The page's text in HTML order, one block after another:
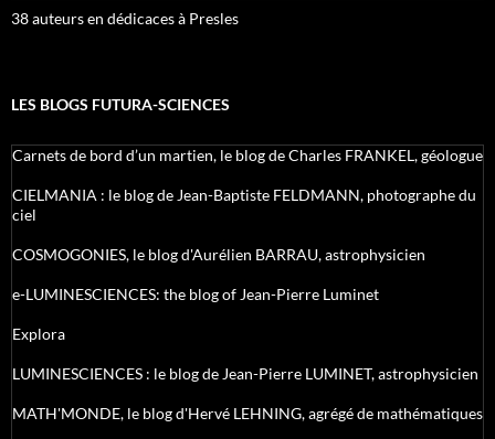
38 auteurs en dédicaces à Presles
LES BLOGS FUTURA-SCIENCES
Carnets de bord d’un martien, le blog de Charles FRANKEL, géologue
CIELMANIA : le blog de Jean-Baptiste FELDMANN, photographe du
ciel
COSMOGONIES, le blog d'Aurélien BARRAU, astrophysicien
e-LUMINESCIENCES: the blog of Jean-Pierre Luminet
Explora
LUMINESCIENCES : le blog de Jean-Pierre LUMINET, astrophysicien
MATH'MONDE, le blog d'Hervé LEHNING, agrégé de mathématiques